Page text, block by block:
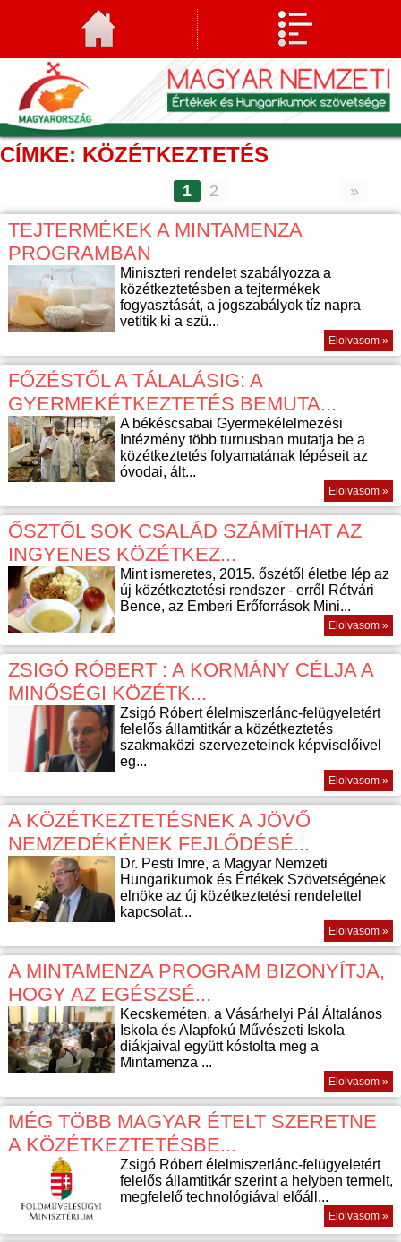
CÍMKE: KÖZÉTKEZTETÉS
1 2 »
TEJTERMÉKEK A MINTAMENZA
PROGRAMBAN
Miniszteri rendelet szabályozza a
közétkeztetésben a tejtermékek
fogyasztását, a jogszabályok tíz napra
vetítik ki a szü...
Elolvasom »
FŐZÉSTŐL A TÁLALÁSIG: A
GYERMEKÉTKEZTETÉS BEMUTA...
A békéscsabai Gyermekélelmezési
Intézmény több turnusban mutatja be a
közétkeztetés folyamatának lépéseit az
óvodai, ált...
Elolvasom »
ŐSZTŐL SOK CSALÁD SZÁMÍTHAT AZ
INGYENES KÖZÉTKEZ...
Mint ismeretes, 2015. őszétől életbe lép az
új közétkeztetési rendszer - erről Rétvári
Bence, az Emberi Erőforrások Mini...
Elolvasom »
ZSIGÓ RÓBERT : A KORMÁNY CÉLJA A
MINŐSÉGI KÖZÉTK...
Zsigó Róbert élelmiszerlánc-felügyeletért
felelős államtitkár a közétkeztetés
szakmaközi szervezeteinek képviselőivel
eg...
Elolvasom »
A KÖZÉTKEZTETÉSNEK A JÖVŐ
NEMZEDÉKÉNEK FEJLŐDÉSÉ...
Dr. Pesti Imre, a Magyar Nemzeti
Hungarikumok és Értékek Szövetségének
elnöke az új közétkeztetési rendelettel
kapcsolat...
Elolvasom »
A MINTAMENZA PROGRAM BIZONYÍTJA,
HOGY AZ EGÉSZSÉ...
Kecskeméten, a Vásárhelyi Pál Általános
Iskola és Alapfokú Művészeti Iskola
diákjaival együtt kóstolta meg a
Mintamenza ...
Elolvasom »
MÉG TÖBB MAGYAR ÉTELT SZERETNE
A KÖZÉTKEZTETÉSBE...
Zsigó Róbert élelmiszerlánc-felügyeletért
felelős államtitkár szerint a helyben termelt,
megfelelő technológiával előáll...
Elolvasom »